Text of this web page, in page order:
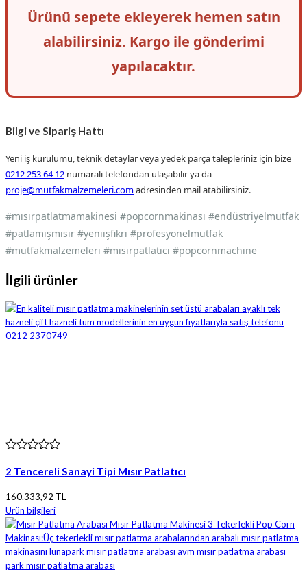
Ürünü sepete ekleyerek hemen satın
alabilirsiniz. Kargo ile gönderimi
yapılacaktır.
Bilgi ve Sipariş Hattı
Yeni iş kurulumu, teknik detaylar veya yedek parça talepleriniz için bize
0212 253 64 12 numaralı telefondan ulaşabilir ya da
proje@mutfakmalzemeleri.comadresinden mail atabilirsiniz.
#mısırpatlatmamakinesi #popcornmakinası #endüstriyelmutfak
#patlamışmısır #yeniişfikri #profesyonelmutfak
#mutfakmalzemeleri #mısırpatlatıcı #popcornmachine
İlgili ürünler
2 Tencereli Sanayi Tipi Mısır Patlatıcı
160.333,92 TL
Ürün bilgileri